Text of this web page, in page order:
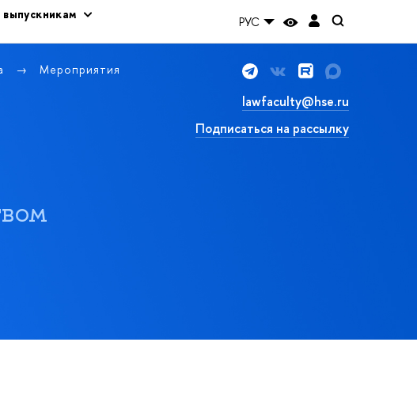
РУС
Мероприятия
lawfaculty@hse.ru
Подписаться на рассылку